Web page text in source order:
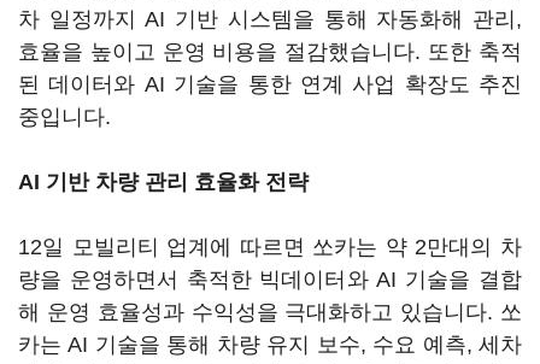
차 일정까지 AI 기반 시스템을 통해 자동화해 관리,
효율을 높이고 운영 비용을 절감했습니다. 또한 축적
된 데이터와 AI 기술을 통한 연계 사업 확장도 추진
중입니다.
AI 기반 차량 관리 효율화 전략
12일 모빌리티 업계에 따르면 쏘카는 약 2만대의 차
량을 운영하면서 축적한 빅데이터와 AI 기술을 결합
해 운영 효율성과 수익성을 극대화하고 있습니다. 쏘
카는 AI 기술을 통해 차량 유지 보수, 수요 예측, 세차